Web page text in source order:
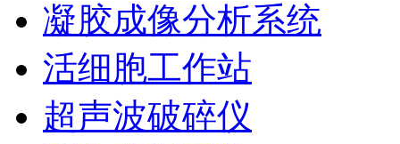
凝胶成像分析系统
活细胞工作站
超声波破碎仪